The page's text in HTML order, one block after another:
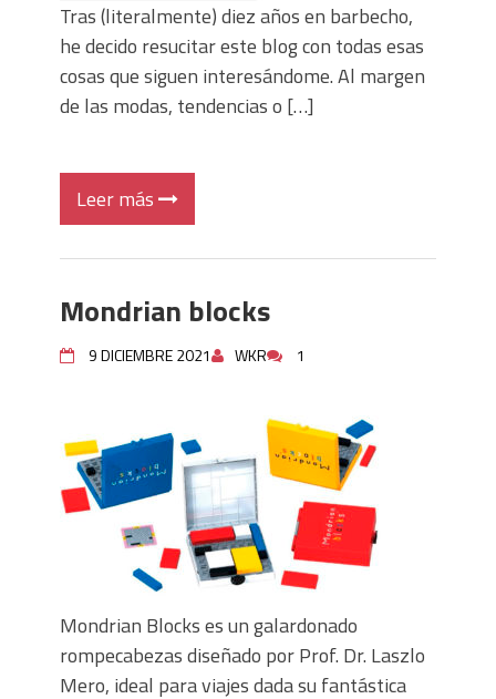
Tras (literalmente) diez años en barbecho,
he decido resucitar este blog con todas esas
cosas que siguen interesándome. Al margen
de las modas, tendencias o […]
Leer más
Mondrian blocks
9 DICIEMBRE 2021 WKR 1
Mondrian Blocks es un galardonado
rompecabezas diseñado por Prof. Dr. Laszlo
Mero, ideal para viajes dada su fantástica